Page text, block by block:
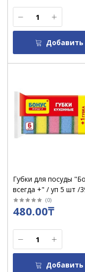
Добавить
Губки для посуды
всегда +" / уп 5 шт /
(0)
480.00₸
Добавить